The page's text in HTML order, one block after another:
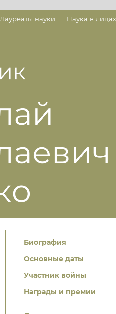
Лауреаты науки Наука в лицах
Биография
Основные даты
Участник войны
Награды и премии